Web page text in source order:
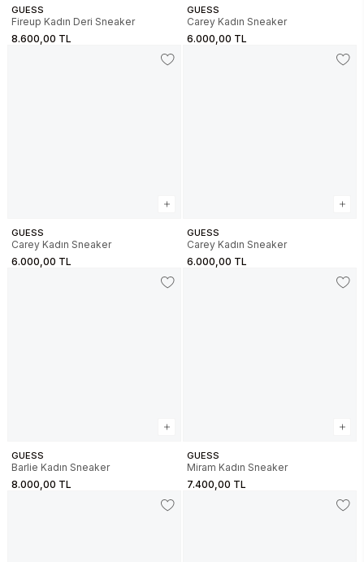
GUESS
Fireup Kadın Deri Sneaker
8.600,00 TL
GUESS
Carey Kadın Sneaker
6.000,00 TL
GUESS
Carey Kadın Sneaker
6.000,00 TL
GUESS
Carey Kadın Sneaker
6.000,00 TL
GUESS
Barlie Kadın Sneaker
8.000,00 TL
GUESS
Miram Kadın Sneaker
7.400,00 TL